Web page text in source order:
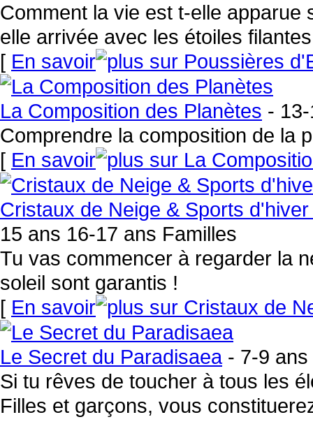
Comment la vie est t-elle
elle arrivée avec les étoiles
[ En savoir
La Composition des Planètes -
Comprendre la composition de la
[ En savoir
Cristaux de Neige & Sports
15 ans 16-17 ans Familles
Tu vas commencer à regarder la
soleil sont garantis !
[ En savoir
Le Secret du Paradisaea- 7-9 ans
Si tu rêves de toucher à tous les
Filles et garçons, vous